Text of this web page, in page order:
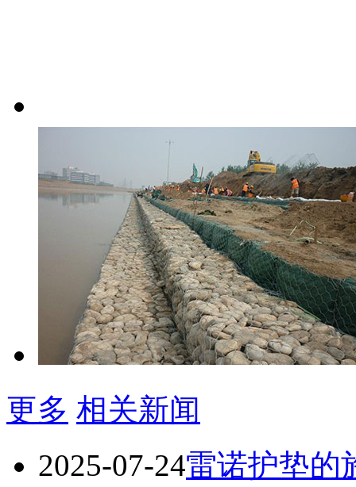
更多 相关新闻
2025-07-24雷诺护垫的